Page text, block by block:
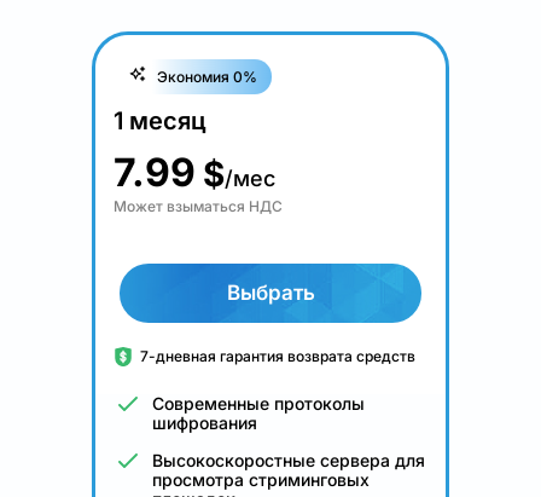
Экономия 0%
1 месяц
7.99 $/мес
Может взыматься НДС
Выбрать
7-дневная гарантия возврата средств
Современные протоколы
шифрования
Высокоскоростные сервера для
просмотра стриминговых